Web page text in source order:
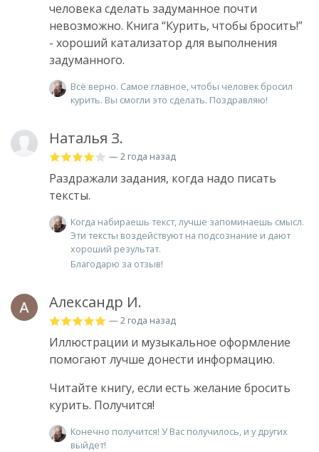
человека сделать задуманное почти
невозможно. Книга “Курить, чтобы бросить!”
- хороший катализатор для выполнения
задуманного.
Всё верно. Самое главное, чтобы человек бросил
курить. Вы смогли это сделать. Поздравляю!
Наталья З.
— 2 года назад
Раздражали задания, когда надо писать
тексты.
Когда набираешь текст, лучше запоминаешь смысл.
Эти тексты воздействуют на подсознание и дают
хороший результат.
Благодарю за отзыв!
Александр И.
— 2 года назад
Иллюстрации и музыкальное оформление
помогают лучше донести информацию.
Читайте книгу, если есть желание бросить
курить. Получится!
Конечно получится! У Вас получилось, и у других
выйдет!